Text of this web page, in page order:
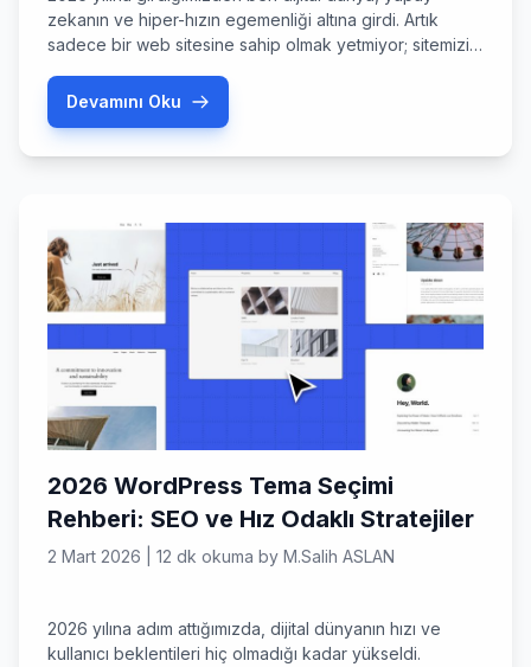
zekanın ve hiper-hızın egemenliği altına girdi. Artık
sadece bir web sitesine sahip olmak yetmiyor; sitemizin
değil, milisaniyeler içinde tepki veren bir yapıda olması
şart. Peki, Mart 2026 itibarıyla hangi wordpress
Devamını Oku
2026 WordPress Tema Seçimi
Rehberi: SEO ve Hız Odaklı Stratejiler
2 Mart 2026 12 dk okuma by M.Salih ASLAN
2026 yılına adım attığımızda, dijital dünyanın hızı ve
kullanıcı beklentileri hiç olmadığı kadar yükseldi.